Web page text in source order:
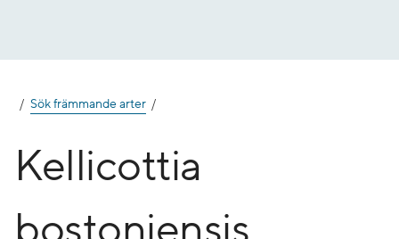
Sök främmande arter
Kellicottia